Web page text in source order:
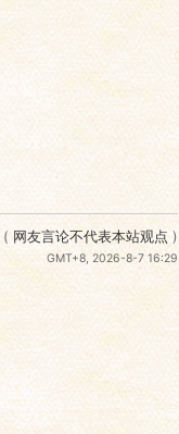
( 网友言论不代表本站观点 )
GMT+8, 2026-8-7 16:29